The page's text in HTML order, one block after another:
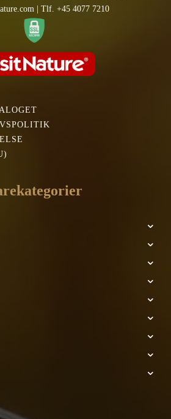
| Tlf. +45 4077 7210